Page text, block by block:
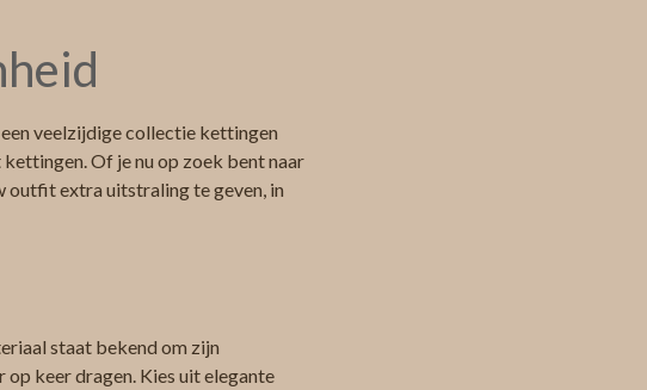
veelzijdige collectie kettingen
Of je nu op zoek bent naar
outfit extra uitstraling te geven, in
staat bekend om zijn
keer dragen. Kies uit elegante